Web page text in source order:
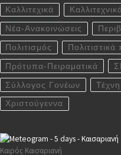
Καλλιτεχικά
Νέα-Ανακοινώσεις
Πολιτισμός
Πρότυπα-Πειραματικά
Σύλλογος Γονέων Τέχνη
Χριστούγεννα
Καιρός Καισαριανή